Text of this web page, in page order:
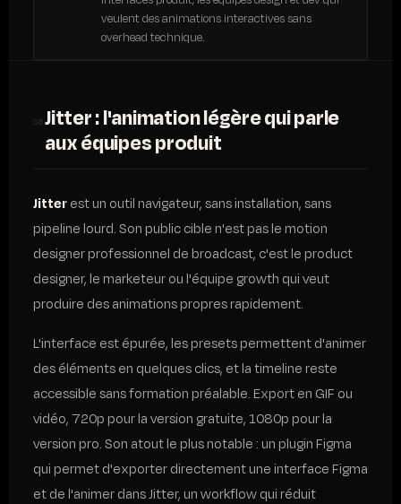
veulent des animations interactives sans
overhead technique.
08Jitter : l'animation légère qui parle
aux équipes produit
Jitterest un outil navigateur, sans installation, sans
pipeline lourd. Son public cible n'est pas le motion
designer professionnel de broadcast, c'est le product
designer, le marketeur ou l'équipe growth qui veut
produire des animations propres rapidement.
L'interface est épurée, les presets permettent d'animer
des éléments en quelques clics, et la timeline reste
accessible sans formation préalable. Export en GIF ou
vidéo, 720p pour la version gratuite, 1080p pour la
version pro. Son atout le plus notable : un plugin Figma
qui permet d'exporter directement une interface Figma
et de l'animer dans Jitter, un workflow qui réduit